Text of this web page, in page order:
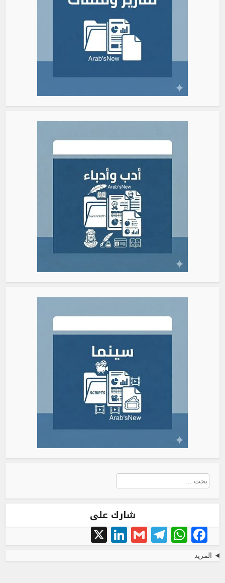
البحث
عن:
شارك على
Facebook
WhatsApp
Telegram
Gmail
LinkedIn
المزيد